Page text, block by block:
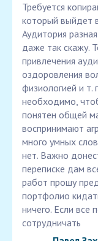
Требуется
который выйдет
Аудитория
даже так скажу.
привлечения
оздоровления
физиологией и т.
необходимо,
понятен общей
воспринимают
много умных
нет. Важно
переписке дам
работ прошу
портфолио
ничего. Если все
сотрудничать